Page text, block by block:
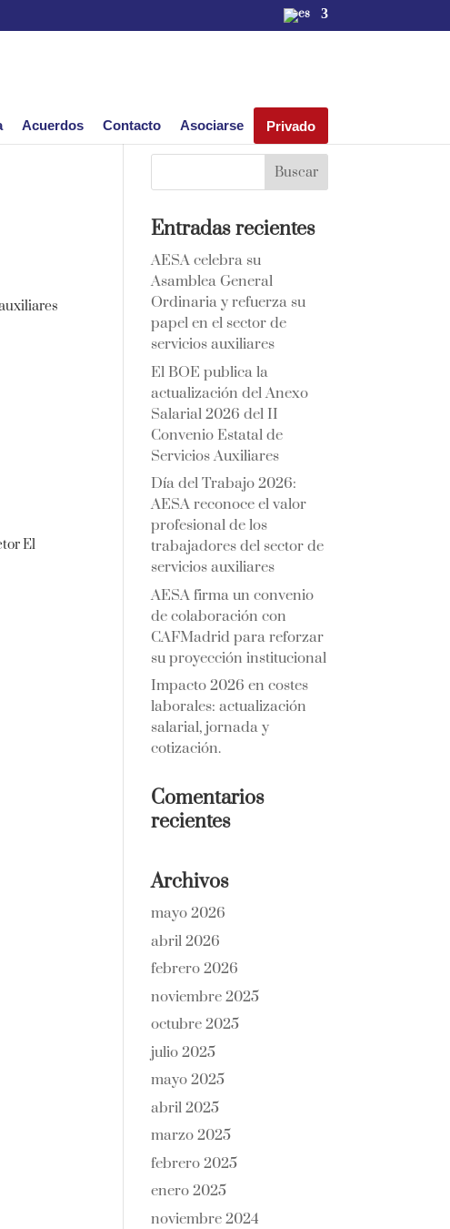
Acuerdos Contacto Asociarse Privado
El
Entradas recientes
AESA celebra su
Asamblea General
Ordinaria y refuerza su
papel en el sector de
servicios auxiliares
El BOE publica la
actualización del Anexo
Salarial 2026 del II
Convenio Estatal de
Servicios Auxiliares
Día del Trabajo 2026:
AESA reconoce el valor
profesional de los
trabajadores del sector de
servicios auxiliares
AESA firma un convenio
de colaboración con
CAFMadrid para reforzar
su proyección institucional
Impacto 2026 en costes
laborales: actualización
salarial, jornada y
cotización.
Comentarios
recientes
Archivos
mayo 2026
abril 2026
febrero 2026
noviembre 2025
octubre 2025
julio 2025
mayo 2025
abril 2025
marzo 2025
febrero 2025
enero 2025
noviembre 2024